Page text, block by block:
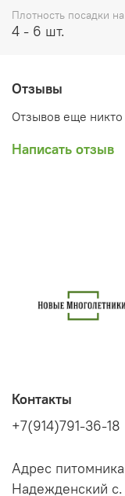
Плотность посадки
4 - 6 шт.
Отзывы
Отзывов еще никто
Написать отзыв
Контакты
+7(914)791-36-18
Адрес
Надежденский